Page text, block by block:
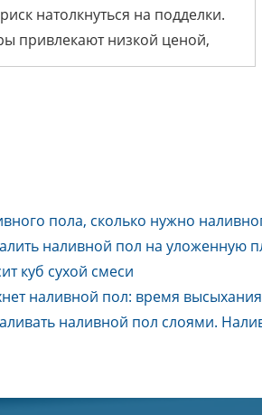
Блог
натолкнуться на подделки.
привлекают низкой ценой,
пола, сколько нужно
наливной пол на уложенную
куб сухой смеси
наливной пол: время
наливной пол слоями.